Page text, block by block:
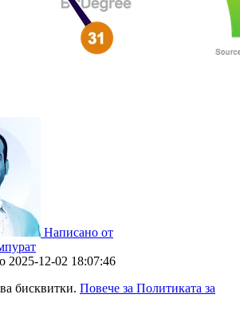
Написано от
2025-12-02 18:07:46
бисквитки. Повече за Политиката за